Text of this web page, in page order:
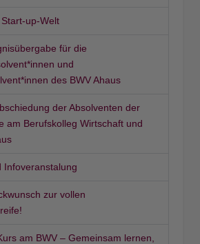
up-Welt
für die
und
des BWV Ahaus
der Absolventen der
am Berufskolleg Wirtschaft und
Infoveranstalung
zur vollen
am BWV – Gemeinsam lernen,